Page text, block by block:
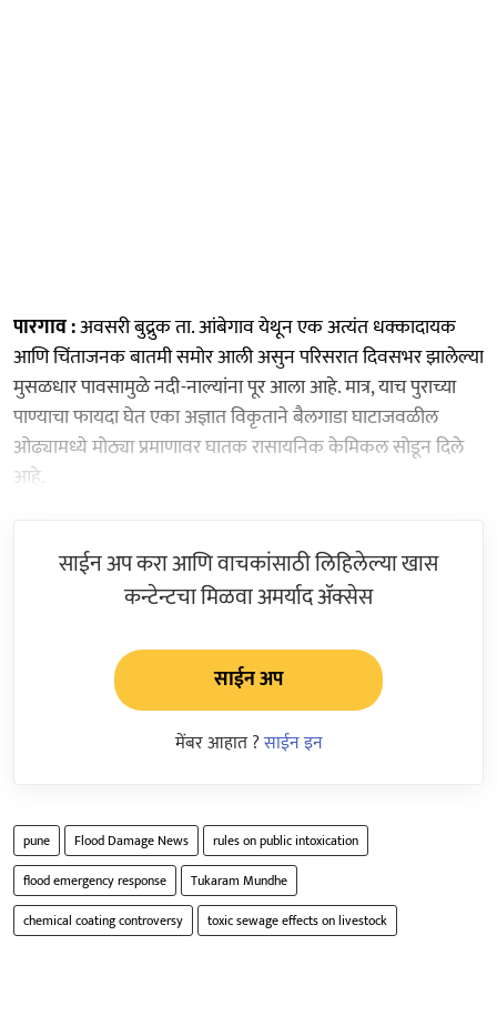
पारगाव :अवसरी बुद्रुक ता. आंबेगाव येथून एक अत्यंत धक्कादायक
आणि चिंताजनक बातमी समोर आली असुन परिसरात दिवसभर झालेल्या
मुसळधार पावसामुळे नदी-नाल्यांना पूर आला आहे. मात्र, याच पुराच्या
पाण्याचा फायदा घेत एका अज्ञात विकृताने बैलगाडा घाटाजवळील
ओढ्यामध्ये मोठ्या प्रमाणावर घातक रासायनिक केमिकल सोडून दिले
आहे.
साईन अप करा आणि वाचकांसाठी लिहिलेल्या खास
कन्टेन्टचा मिळवा अमर्याद ॲक्सेस
साईन अप
मेंबर आहात ?साईन इन
pune Flood Damage News
rules on public intoxication
flood emergency response
Tukaram Mundhe
chemical coating controversy
toxic sewage effects on livestock